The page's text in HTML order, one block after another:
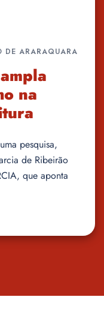
DE ARARAQUARA
na
pesquisa,
de Ribeirão
que aponta